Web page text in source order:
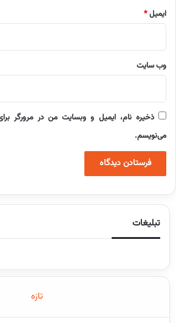
ایمیل*
وب‌ سایت
ذخیره نام، ایمیل و وبسایت من در مرورگر
می‌نویسم.
تبلیغات
تازه